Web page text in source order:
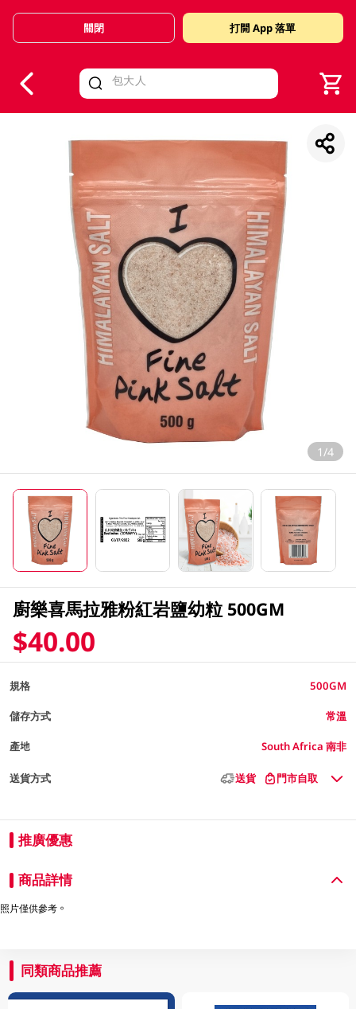
Valid Until 30 June 2026
關閉 打開 App 落單
1/4
廚樂喜馬拉雅粉紅岩鹽幼粒 500GM
$40.00
規格 500GM
儲存方式 常溫
產地 South Africa 南非
送貨方式 送貨 門市自取
推廣優惠
商品詳情
照片僅供參考。
同類商品推薦